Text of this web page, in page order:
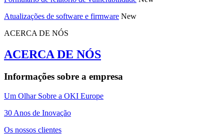
Atualizações de software e firmware New
ACERCA DE NÓS
ACERCA DE NÓS
Informações sobre a empresa
Um Olhar Sobre a OKI Europe
30 Anos de Inovação
Os nossos clientes